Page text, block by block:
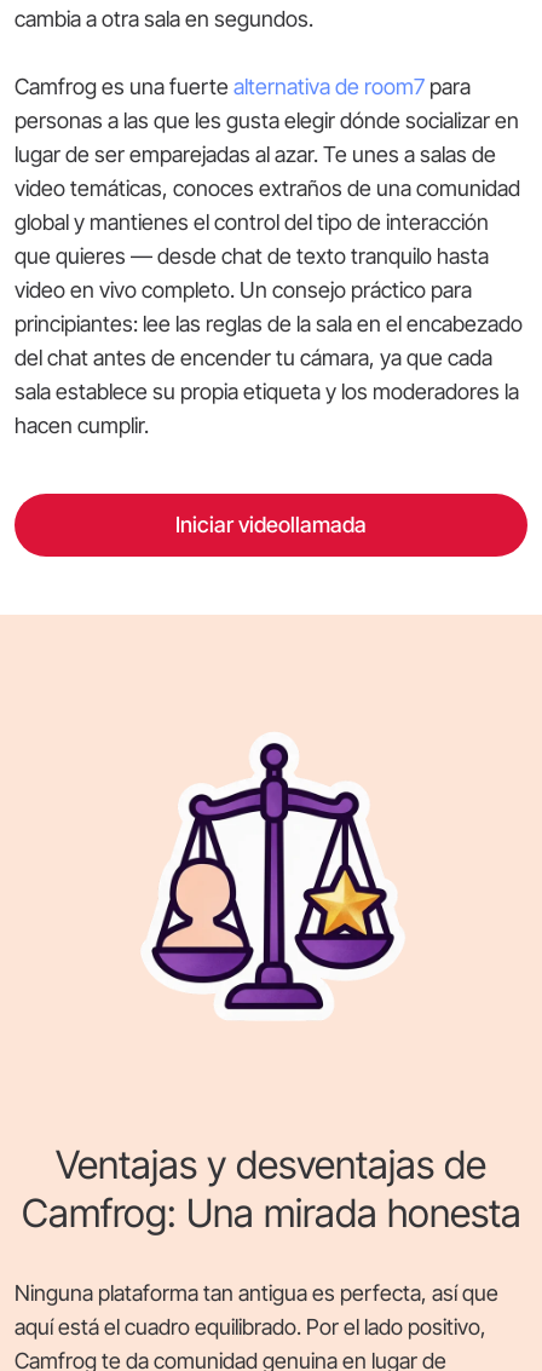
cambia a otra sala en segundos.
Camfrog es una fuerte alternativa de room7 para
personas a las que les gusta elegir dónde socializar en
lugar de ser emparejadas al azar. Te unes a salas de
video temáticas, conoces extraños de una comunidad
global y mantienes el control del tipo de interacción
que quieres — desde chat de texto tranquilo hasta
video en vivo completo. Un consejo práctico para
principiantes: lee las reglas de la sala en el encabezado
del chat antes de encender tu cámara, ya que cada
sala establece su propia etiqueta y los moderadores la
hacen cumplir.
Iniciar videollamada
Ventajas y desventajas de
Camfrog: Una mirada honesta
Ninguna plataforma tan antigua es perfecta, así que
aquí está el cuadro equilibrado. Por el lado positivo,
Camfrog te da comunidad genuina en lugar de